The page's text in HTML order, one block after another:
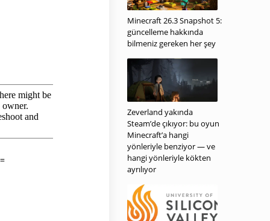
Minecraft 26.3 Snapshot 5:
güncelleme hakkında
bilmeniz gereken her şey
Zeverland yakında
Steam’de çıkıyor: bu oyun
Minecraft’a hangi
yönleriyle benziyor — ve
hangi yönleriyle kökten
ayrılıyor